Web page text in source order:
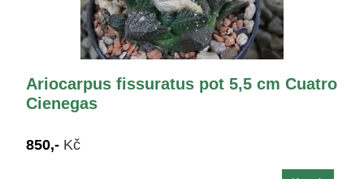
Ariocarpus fissuratus pot 5,5 cm Cuatro
Cienegas
850,- Kč